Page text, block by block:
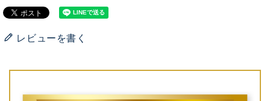
レビューを書く